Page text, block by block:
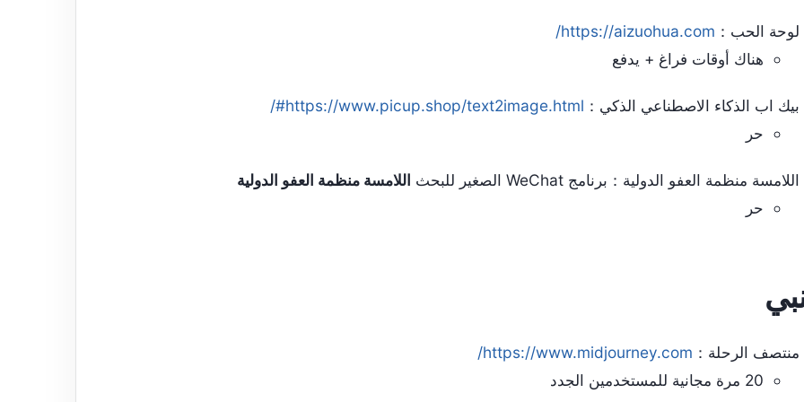
لوحة الحب： https://aizuohua.com/
هناك أوقات فراغ + يدفع
بيك اب الذكاء الاصطناعي الذكي： https://www.picup.shop/text2image.html#/
حر
اللامسة منظمة العفو الدولية：برنامج WeChat الصغير للبحث
اللامسة منظمة العفو الدولية
حر
منتصف الرحلة： https://www.midjourney.com/
20 مرة مجانية للمستخدمين الجدد